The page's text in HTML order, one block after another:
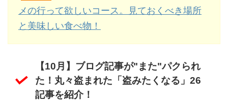
メの行って欲しいコース。見ておくべき場所
と美味しい食べ物！
【10月】ブログ記事が"また"パクられ
た！丸々盗まれた「盗みたくなる」26
記事を紹介！